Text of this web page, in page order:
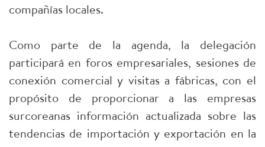
compañías locales.
Como parte de la agenda, la delegación
participará en foros empresariales, sesiones de
conexión comercial y visitas a fábricas, con el
propósito de proporcionar a las empresas
surcoreanas información actualizada sobre las
tendencias de importación y exportación en la